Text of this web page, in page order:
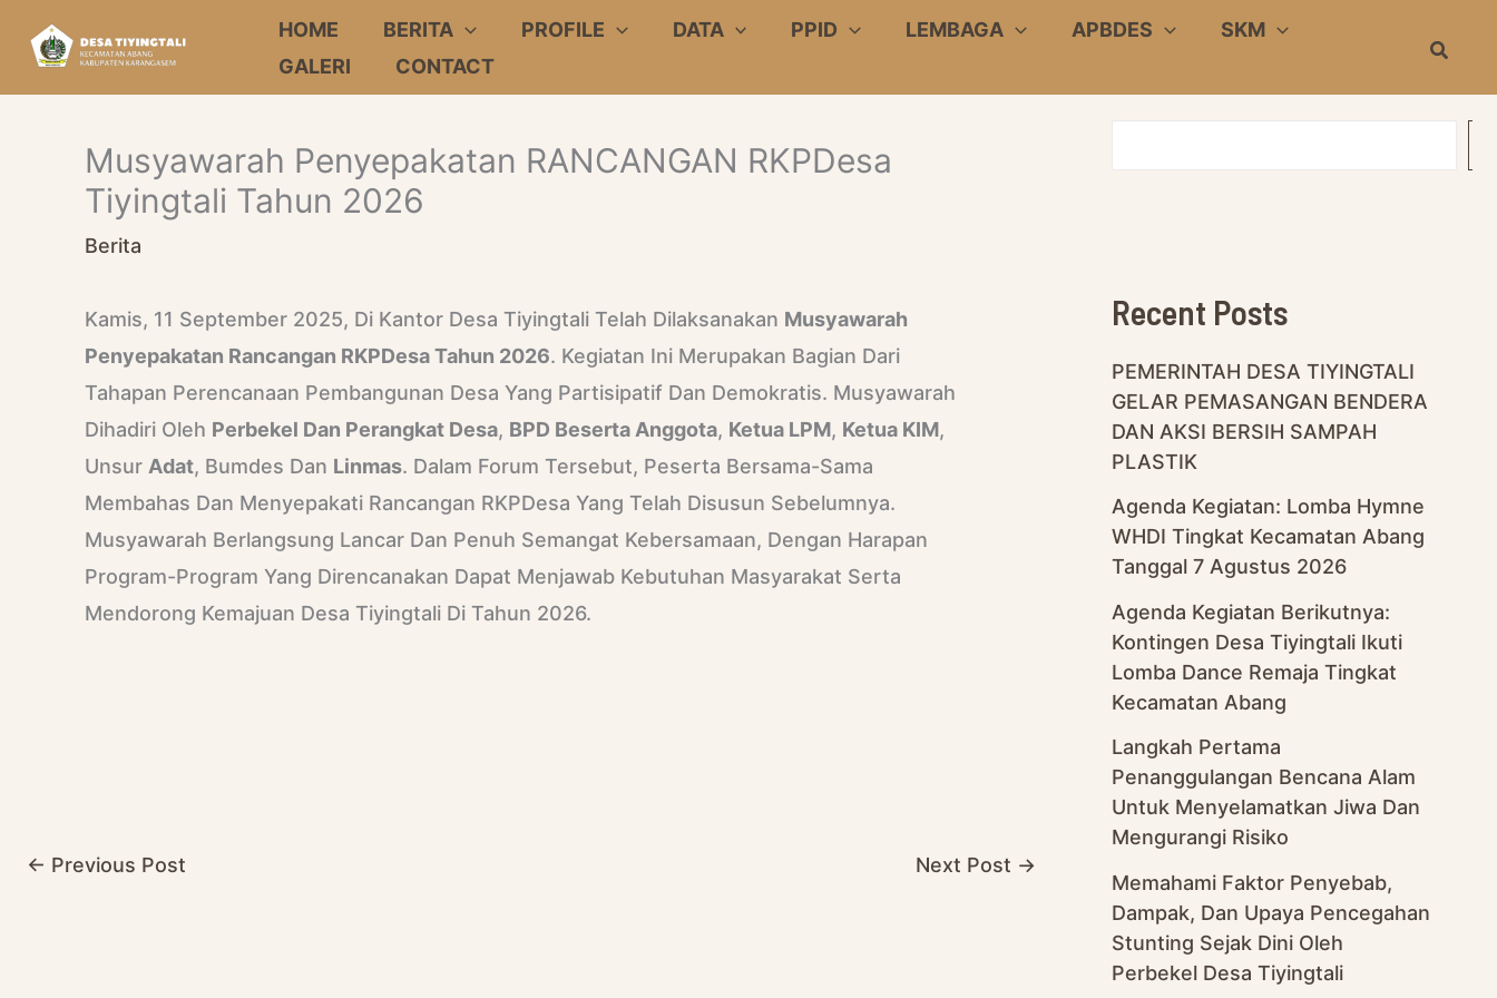
Content
HOME BERITA PROFILE DATA PPID LEMBAGA APBDES
SKM
GALERI
CONTACT
Search
Musyawarah Penyepakatan RANCANGAN RKPDesa
Tiyingtali Tahun 2026
Berita
Kamis, 11 September 2025, Di Kantor Desa Tiyingtali Telah Dilaksanakan Musyawarah
Penyepakatan Rancangan RKPDesa Tahun 2026. Kegiatan Ini Merupakan Bagian Dari
Tahapan Perencanaan Pembangunan Desa Yang Partisipatif Dan Demokratis. Musyawarah
Dihadiri Oleh Perbekel Dan Perangkat Desa, BPD Beserta Anggota, Ketua LPM, Ketua KIM,
Unsur Adat, Bumdes Dan Linmas. Dalam Forum Tersebut, Peserta Bersama-Sama
Membahas Dan Menyepakati Rancangan RKPDesa Yang Telah Disusun Sebelumnya.
Musyawarah Berlangsung Lancar Dan Penuh Semangat Kebersamaan, Dengan Harapan
Program-Program Yang Direncanakan Dapat Menjawab Kebutuhan Masyarakat Serta
Mendorong Kemajuan Desa Tiyingtali Di Tahun 2026.
← Previous Post Next Post →
S
H
Recent Posts
PEMERINTAH DESA TIYINGTALI
GELAR PEMASANGAN BENDERA
DAN AKSI BERSIH SAMPAH
PLASTIK
Agenda Kegiatan: Lomba Hymne
WHDI Tingkat Kecamatan Abang
Tanggal 7 Agustus 2026
Agenda Kegiatan Berikutnya:
Kontingen Desa Tiyingtali Ikuti
Lomba Dance Remaja Tingkat
Kecamatan Abang
Langkah Pertama
Penanggulangan Bencana Alam
Untuk Menyelamatkan Jiwa Dan
Mengurangi Risiko
Memahami Faktor Penyebab,
Dampak, Dan Upaya Pencegahan
Stunting Sejak Dini Oleh
Perbekel Desa Tiyingtali